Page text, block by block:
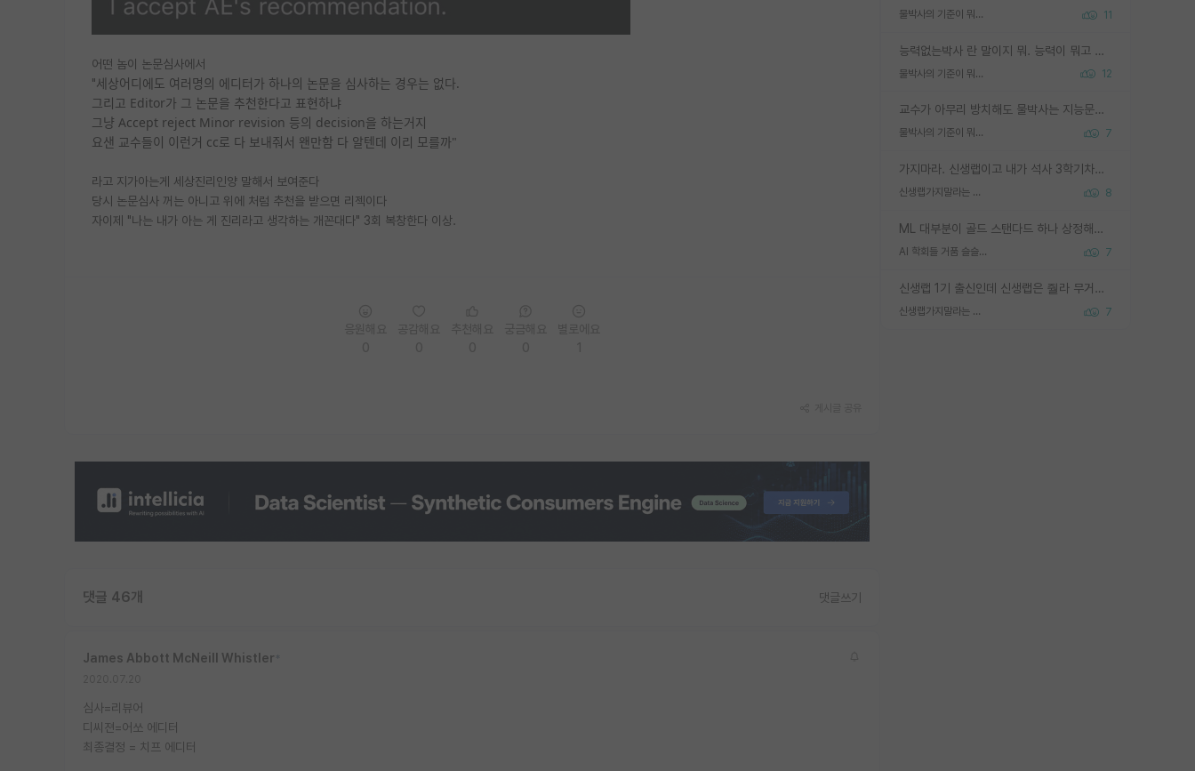
물박사의 기준이 뭐임? 11
능력없는박사 란 말이지 뭐. 능력이 뭐고 능력이 있다는게 뭔지는 사람마다 기준이 다르니까 얘기해봐야 서로 자기 기준만 얘기해서 논쟁이 끝이 안나고. 주위에서 능력있고 야심있는 신입생이 교수가 유의미한 피드백을 아예 안주면서 제대로된 과제에 참여해볼 기회도 제공하지 않고 잡일 뺑뺑이만 돌려서 맨날 단순작업만 하면서 밤새다가 눈빛이 점점 죽어가는걸 본 사람은 물박사는 교수탓이라고 하고, 교수는 이것저것 알려도 주고 기회도 주고 사수 동기 붙여주면서 어떻게든 끌고가려고 하는데 본인이 매일 뺀질거리면서 출근 하는둥마는둥 하다가 기껏 와서도 폰이나 쳐다보다가 실험 망치고 저녁약속있어서 먼저 가볼게요~ 하는걸 본 사람은 물박사는 본인탓이라고 함.
물박사의 기준이 뭐임? 12
교수가 아무리 방치해도 물박사는 지능문제고 본인 의지 문제임. 만물 교수탓 하는 애들이 이상한거임.
물박사의 기준이 뭐임? 7
가지마라. 신생랩이고 내가 석사 3학기차인데 최고참인데 나도 아무것도 모르는데 교수가 후배들 왜 논문 교육 안시키냐. 논문 왜 안 써오냐 닦달한다
신생랩가지말라는 이유가 있었구나 8
ML 대부분이 골드 스탠다드 하나 상정해놓고 (벤치마크 데이터셋이 여러 개면 여러 개 상정) 그거 얼마나 잘 맞추나 싸움임 가끔 번뜩이는 설계 철학을 보여주는 논문들도 있지만 대부분 그거 성적 얼마나 더 올리느라에 혈안이 되어 있는 측면이 잇음
AI 학회들 거품 슬슬 지적이 나오네요 7
신생랩 1기 출신인데 신생랩은 줠라 무거운 바벨 같은거임. 들면 대박인데 못들면 깔려 죽음. 아무도 알려주지 않는 환경에서 자생해야하지만, 일단 살아남았다면 그 어떤 사람보다 악착같고 생존력 높은 사람으로 거듭날 수 있음
신생랩가지말라는 이유가 있었구나 7
어떤 놈이 논문심사에서
"세상어디에도 여러명의 에디터가 하나의 논문을 심사하는 경우는 없다.
그리고 Editor가 그 논문을 추천한다고 표현하냐
그냥 Accept reject Minor revision 등의 decision을 하는거지
요샌 교수들이 이런거 cc로 다 보내줘서 왠만함 다 알텐데 이리 모를까"
라고 지가아는게 세상진리인양 말해서 보여준다
당시 논문심사 꺼는 아니고 위에 처럼 추천을 받으면 리젝이다
자이제 "나는 내가 아는 게 진리라고 생각하는 개꼰대다" 3회 복창한다 이상.
댓글 46개 댓글쓰기
James Abbott McNeill Whistler
심사=리뷰어
디씨젼=어쏘 에디터
최종결정 = 치프 에디터